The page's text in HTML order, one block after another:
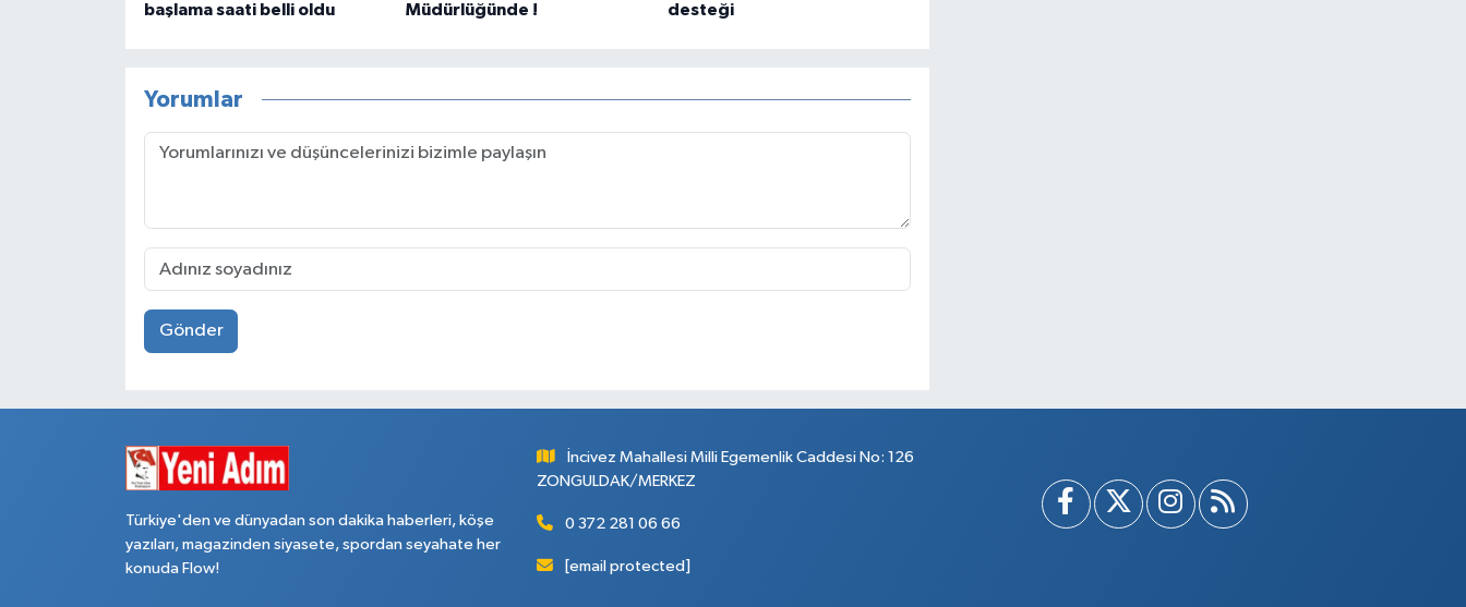
başlama saati belli oldu
Müdürlüğünde !
desteği
Yorumlar
Gönder
Türkiye'den ve dünyadan son dakika haberleri, köşe
yazıları, magazinden siyasete, spordan seyahate her
konuda Flow!
İncivez Mahallesi Milli Egemenlik Caddesi No: 126
ZONGULDAK/MERKEZ
0 372 281 06 66
[email protected]